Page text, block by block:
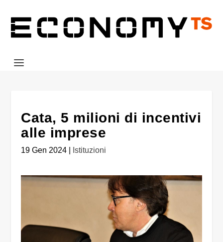
Cata, 5 milioni di incentivi
alle imprese
19 Gen 2024 Istituzioni